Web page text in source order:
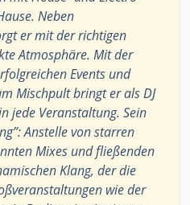
Neben
er mit der richtigen
Atmosphäre. Mit der
Events und
Mischpult bringt er als DJ
jede Veranstaltung. Sein
Anstelle von starren
Mixes und fließenden
Klang, der die
wie der